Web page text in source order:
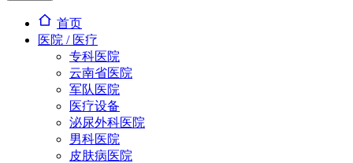
首页
医院 / 医疗
专科医院
云南省医院
军队医院
医疗设备
泌尿外科医院
男科医院
皮肤病医院